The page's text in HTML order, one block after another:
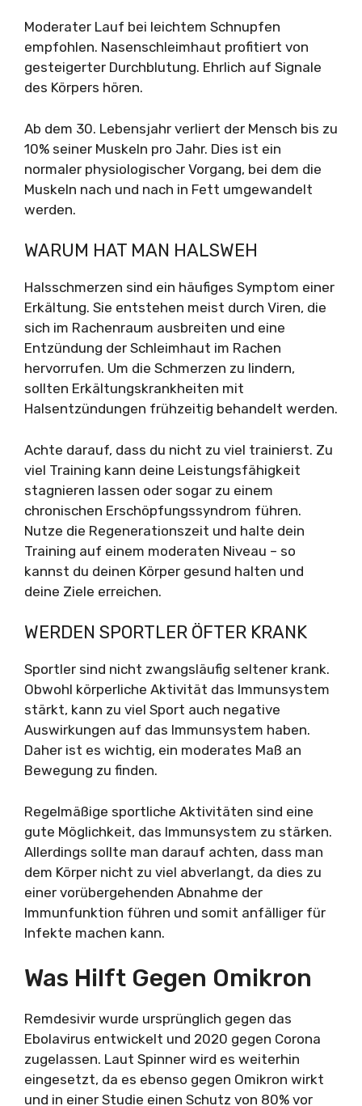
Moderater Lauf bei leichtem Schnupfen
empfohlen. Nasenschleimhaut profitiert von
gesteigerter Durchblutung. Ehrlich auf Signale
des Körpers hören.
Ab dem 30. Lebensjahr verliert der Mensch bis zu
10% seiner Muskeln pro Jahr. Dies ist ein
normaler physiologischer Vorgang, bei dem die
Muskeln nach und nach in Fett umgewandelt
werden.
WARUM HAT MAN HALSWEH
Halsschmerzen sind ein häufiges Symptom einer
Erkältung. Sie entstehen meist durch Viren, die
sich im Rachenraum ausbreiten und eine
Entzündung der Schleimhaut im Rachen
hervorrufen. Um die Schmerzen zu lindern,
sollten Erkältungskrankheiten mit
Halsentzündungen frühzeitig behandelt werden.
Achte darauf, dass du nicht zu viel trainierst. Zu
viel Training kann deine Leistungsfähigkeit
stagnieren lassen oder sogar zu einem
chronischen Erschöpfungssyndrom führen.
Nutze die Regenerationszeit und halte dein
Training auf einem moderaten Niveau – so
kannst du deinen Körper gesund halten und
deine Ziele erreichen.
WERDEN SPORTLER ÖFTER KRANK
Sportler sind nicht zwangsläufig seltener krank.
Obwohl körperliche Aktivität das Immunsystem
stärkt, kann zu viel Sport auch negative
Auswirkungen auf das Immunsystem haben.
Daher ist es wichtig, ein moderates Maß an
Bewegung zu finden.
Regelmäßige sportliche Aktivitäten sind eine
gute Möglichkeit, das Immunsystem zu stärken.
Allerdings sollte man darauf achten, dass man
dem Körper nicht zu viel abverlangt, da dies zu
einer vorübergehenden Abnahme der
Immunfunktion führen und somit anfälliger für
Infekte machen kann.
Was Hilft Gegen Omikron
Remdesivir wurde ursprünglich gegen das
Ebolavirus entwickelt und 2020 gegen Corona
zugelassen. Laut Spinner wird es weiterhin
eingesetzt, da es ebenso gegen Omikron wirkt
und in einer Studie einen Schutz von 80% vor